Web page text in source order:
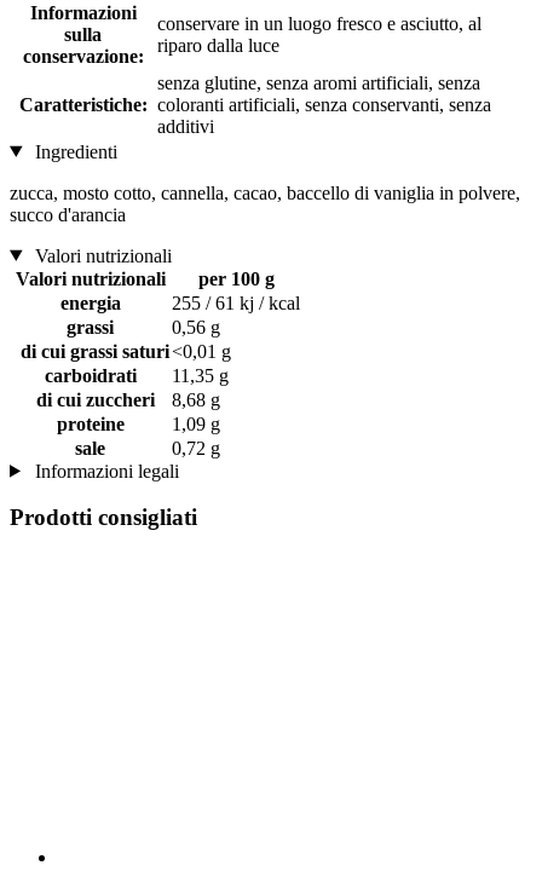
Informazioni
sulla
conservazione:
conservare in un luogo fresco e asciutto, al
riparo dalla luce
Caratteristiche:
senza glutine, senza aromi artificiali, senza
coloranti artificiali, senza conservanti, senza
additivi
Ingredienti
zucca, mosto cotto, cannella, cacao, baccello di vaniglia in polvere,
succo d'arancia
Valori nutrizionali
Valori nutrizionali
per 100 g
energia
255 / 61 kj / kcal
grassi
0,56 g
di cui grassi saturi<0,01 g
carboidrati
11,35 g
di cui zuccheri
8,68 g
proteine
1,09 g
sale
0,72 g
Informazioni legali
Prodotti consigliati